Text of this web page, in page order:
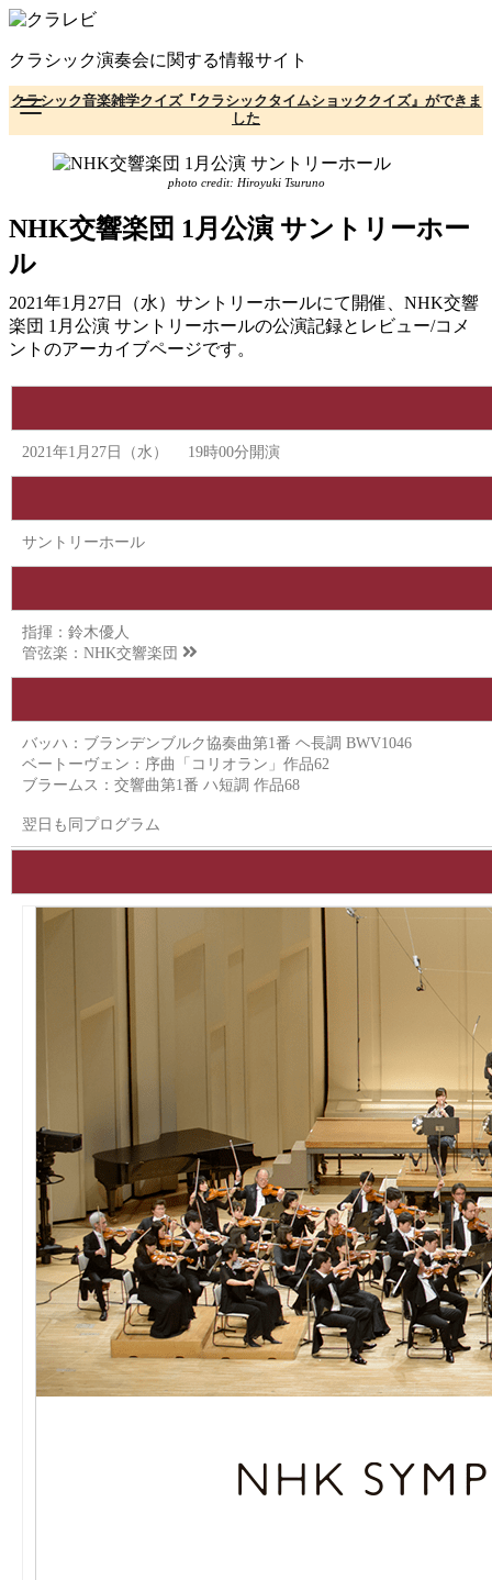
コ
テ
ン
ツ
へ
クラシック演奏会に関する情報サイト
クラシック音楽雑学クイズ『クラシックタイムショッククイズ』ができま
した
photo credit: Hiroyuki Tsuruno
NHK交響楽団 1⽉公演 サントリーホー
ル
2021年1月27日（水）サントリーホールにて開催、NHK交響
楽団 1⽉公演 サントリーホールの公演記録とレビュー/コメ
ントのアーカイブページです。
2021年1月27日（水） 19時00分開演
サントリーホール
指揮：鈴木優人
管弦楽： NHK交響楽団
バッハ：ブランデンブルク協奏曲第1番 ヘ長調 BWV1046
ベートーヴェン：序曲「コリオラン」作品62
ブラームス：交響曲第1番 ハ短調 作品68
翌日も同プログラム